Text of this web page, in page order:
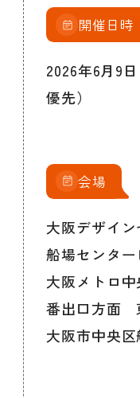
開催日時
2026年6月9
優先）
会場
大阪デザイ
船場センター
大阪メトロ
番出口方面
大阪市中央区